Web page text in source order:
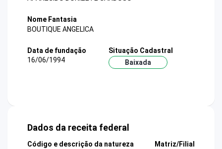
Nome Fantasia
BOUTIQUE ANGELICA
Data de fundação
16/06/1994
Situação Cadastral
Baixada
Dados da receita federal
Código e descrição da natureza
Matriz/Filial